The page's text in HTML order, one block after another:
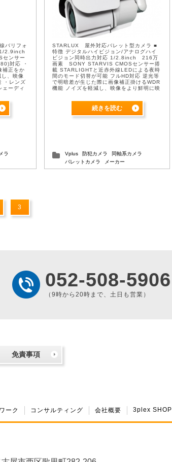
バリフォ
2.9inch
ンサー
対応 ・
補正をか
、映像
・レンズ
ェーディ
ラ
STARLUX 屋外対応バレット型カメラ ■
特徴 デジタルハイビジョン/アナログハイ
ビジョン同時出力対応 1/2.8inch 216万
画素 SONY STARVIS CMOSセンサー搭
載 STARLIGHTと近赤外線LEDによる夜時
間のモード切替が可能 フルHD対応 逆光等
で明暗差が生じた際に画像補正掛けるWDR
機能 ノイズを軽減し、映像をより鮮明に映
続きを読む
Vplus 防犯カメラ
同軸系カメラ
バレットカメラ
メーカー
3
052-508-5906
（9時から20時まで、土日も営業）
免責事項
ーク コンサルティング 会社概要 3plex SHOP